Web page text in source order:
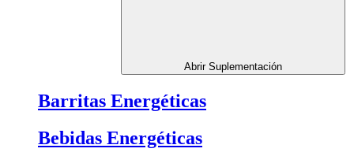
Abrir Suplementación
Barritas Energéticas
Bebidas Energéticas